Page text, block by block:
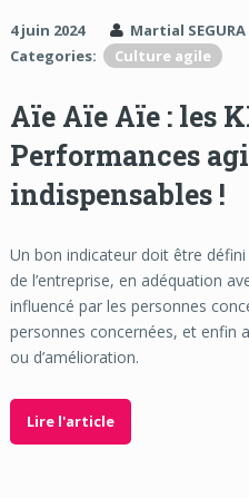
4 juin 2024 Martial SEGURA
Categories:
Culture agile
Aïe Aïe Aïe : les
Performances
indispensables !
Un bon indicateur doit être
de l’entreprise, en adéquation
influencé par les personnes
personnes concernées, et enfin
ou d’amélioration.
Lire l'article